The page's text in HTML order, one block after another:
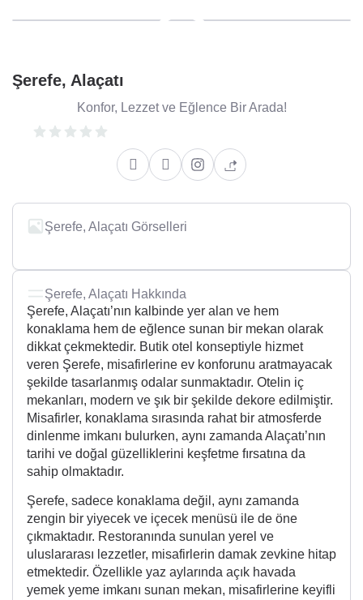
Şerefe, Alaçatı
Konfor, Lezzet ve Eğlence Bir Arada!
Şerefe, Alaçatı Görselleri
Şerefe, Alaçatı Hakkında
Şerefe, Alaçatı’nın kalbinde yer alan ve hem
konaklama hem de eğlence sunan bir mekan olarak
dikkat çekmektedir. Butik otel konseptiyle hizmet
veren Şerefe, misafirlerine ev konforunu aratmayacak
şekilde tasarlanmış odalar sunmaktadır. Otelin iç
mekanları, modern ve şık bir şekilde dekore edilmiştir.
Misafirler, konaklama sırasında rahat bir atmosferde
dinlenme imkanı bulurken, aynı zamanda Alaçatı’nın
tarihi ve doğal güzelliklerini keşfetme fırsatına da
sahip olmaktadır.
Şerefe, sadece konaklama değil, aynı zamanda
zengin bir yiyecek ve içecek menüsü ile de öne
çıkmaktadır. Restoranında sunulan yerel ve
uluslararası lezzetler, misafirlerin damak zevkine hitap
etmektedir. Özellikle yaz aylarında açık havada
yemek yeme imkanı sunan mekan, misafirlerine keyifli